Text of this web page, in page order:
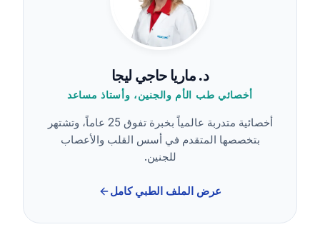
د. ماريا حاجي ليجا
أخصائي طب الأم والجنين، وأستاذ مساعد
أخصائية متدربة عالمياً بخبرة تفوق 25 عاماً، وتشتهر
بتخصصها المتقدم في أسس القلب والأعصاب
للجنين.
عرض الملف الطبي كامل